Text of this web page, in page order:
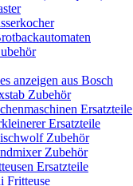
anzeigen aus Bosch
Zubehör
Ersatzteile
Ersatzteile
Zubehör
Zubehör
Ersatzteile
Fritteuse